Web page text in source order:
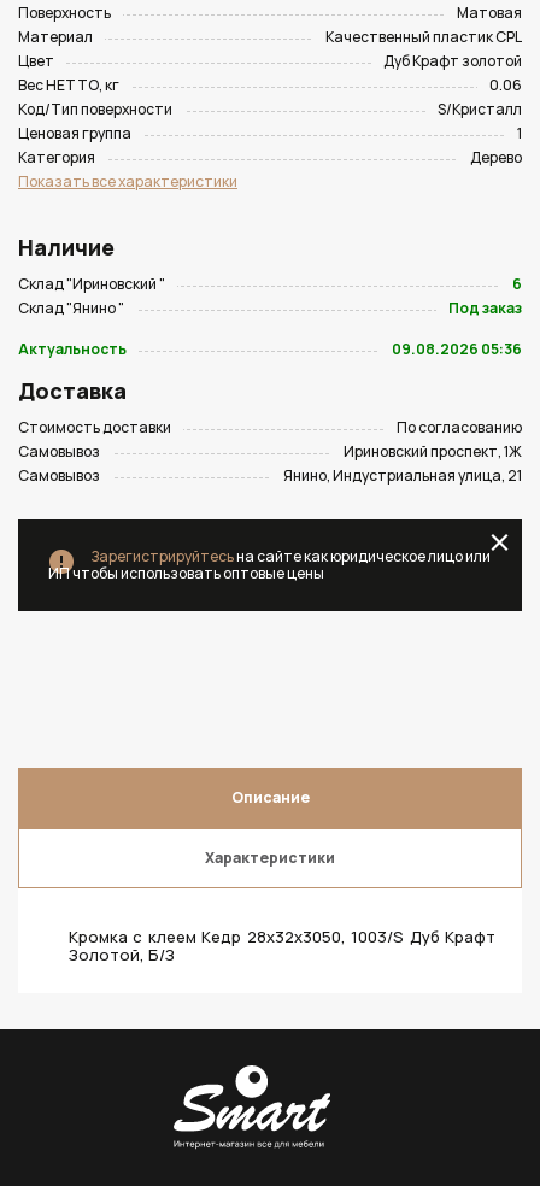
Поверхность
Матовая
Материал
Качественный пластик CPL
Цвет
Дуб Крафт золотой
Вес НЕТТО, кг
0.06
Код/Тип поверхности
S/Кристалл
Ценовая группа
1
Категория
Дерево
Показать все характеристики
Наличие
Склад "Ириновский "
6
Склад "Янино "
Под заказ
Актуальность
09.08.2026 05:36
Доставка
Стоимость доставки
По согласованию
Самовывоз
Ириновский проспект, 1Ж
Самовывоз
Янино, Индустриальная улица, 21
Зарегистрируйтесьна сайте как юридическое лицо или
ИП чтобы использовать оптовые цены
Описание
Характеристики
Кромка с клеем Кедр 28х32х3050, 1003/S Дуб Крафт
Золотой, Б/З